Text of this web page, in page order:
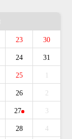
23 30
24 31
25
26 2
27 3
28 4